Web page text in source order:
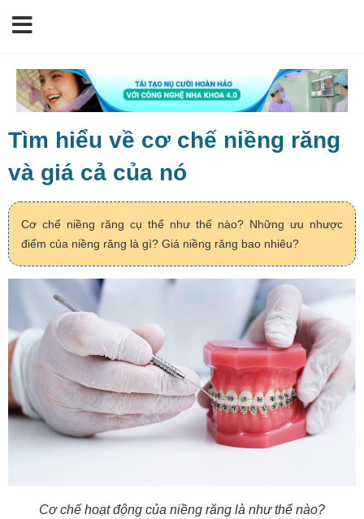
Tìm hiểu về cơ chế niềng răng
và giá cả của nó
Cơ chế niềng răng cụ thể như thế nào? Những ưu nhược
điểm của niềng răng là gì? Giá niềng răng bao nhiêu?
Cơ chế hoạt động của niềng răng là như thế nào?